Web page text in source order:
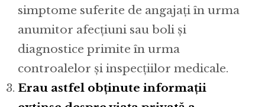
simptome suferite de angajați în urma
anumitor afecțiuni sau boli și
diagnostice primite în urma
controalelor și inspecțiilor medicale.
Erau astfel obținute informații